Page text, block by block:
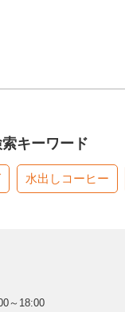
キーワード
水出しコーヒー
～18:00